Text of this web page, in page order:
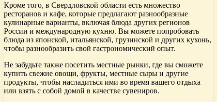
Кроме того, в Свердловской области есть множество
ресторанов и кафе, которые предлагают разнообразные
кулинарные варианты, включая блюда других регионов
России и международную кухню. Вы можете попробовать
блюда из японской, итальянской, грузинской и других кухонь,
чтобы разнообразить свой гастрономический опыт.
Не забудьте также посетить местные рынки, где вы сможете
купить свежие овощи, фрукты, местные сыры и другие
продукты, чтобы насладиться ими во время вашего отдыха
или взять с собой домой в качестве сувениров.